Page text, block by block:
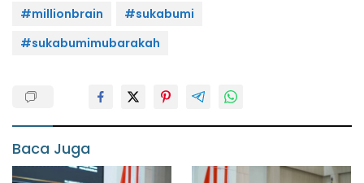
#millionbrain
#sukabumi
#sukabumimubarakah
Baca Juga